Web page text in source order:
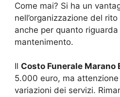
Come mai? Si ha un
nell’organizzazione del
anche per quanto
mantenimento.
Il Costo Funerale Marano
5.000 euro, ma
variazioni dei servizi.